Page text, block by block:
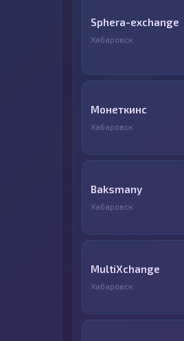
Sphera-exchange
Хабаровск
Монеткинс
Хабаровск
Baksmany
Хабаровск
MultiXchange
Хабаровск